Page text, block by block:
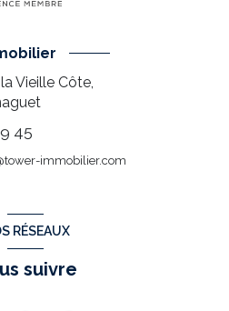
Vieille Côte,
45
immobilier.com
RÉSEAUX
suivre